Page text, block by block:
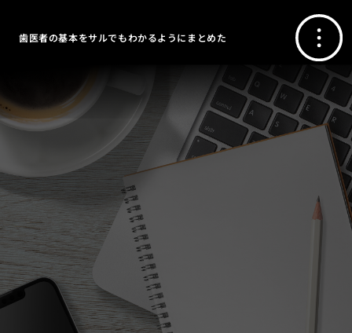
歯医者の基本をサルでもわかるようにまとめた